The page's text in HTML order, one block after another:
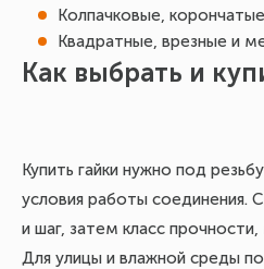
Колпачковые,
Квадратные, врезные и
Как выбрать и
Купить гайки нужно под
условия работы соединения.
и шаг, затем класс
Для улицы и влажной среды